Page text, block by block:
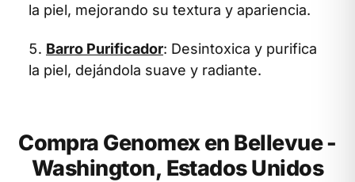
la piel, mejorando su textura y apariencia.
Barro Purificador: Desintoxica y purifica
la piel, dejándola suave y radiante.
Compra Genomex en Bellevue -
Washington, Estados Unidos